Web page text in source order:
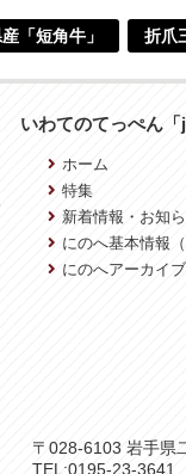
「短角牛」 折爪
いわてのてっぺん
ホーム
特集
新着情報・お知
にのへ基本情報（
にのへアーカイブ
〒028-6103 岩手県
TEL:0195-23-3641